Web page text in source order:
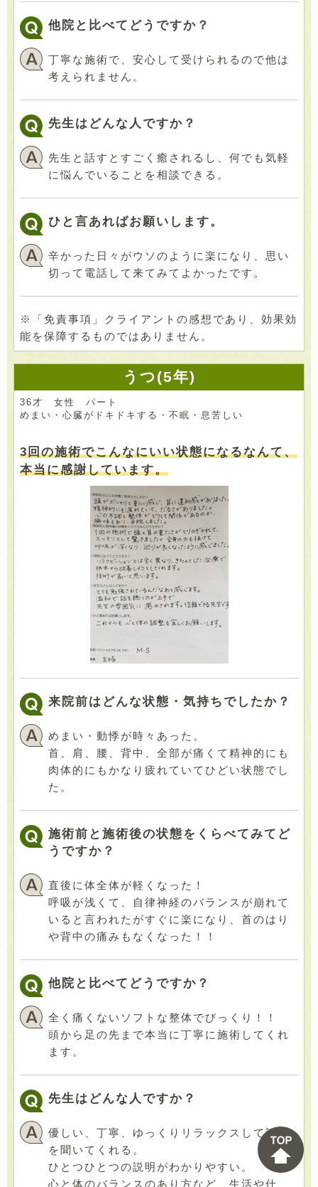
他院と比べてどうですか？
丁寧な施術で、安心して受けられるので他は
考えられません。
先生はどんな人ですか？
先生と話すとすごく癒されるし、何でも気軽
に悩んでいることを相談できる。
ひと言あればお願いします。
辛かった日々がウソのように楽になり、思い
切って電話して来てみてよかったです。
※「免責事項」クライアントの感想であり、効果効
能を保障するものではありません。
うつ(5年)
36才 女性 パート
めまい・心臓がドキドキする・不眠・息苦しい
3回の施術でこんなにいい状態になるなんて、
本当に感謝しています。
来院前はどんな状態・気持ちでしたか？
めまい・動悸が時々あった。
首、肩、腰、背中、全部が痛くて精神的にも
肉体的にもかなり疲れていてひどい状態でし
た。
施術前と施術後の状態をくらべてみてど
うですか？
直後に体全体が軽くなった！
呼吸が浅くて、自律神経のバランスが崩れて
いると言われたがすぐに楽になり、首のはり
や背中の痛みもなくなった！！
他院と比べてどうですか？
全く痛くないソフトな整体でびっくり！！
頭から足の先まで本当に丁寧に施術してくれ
ます。
先生はどんな人ですか？
優しい、丁寧、ゆっくりリラックスして話し
を聞いてくれる。
ひとつひとつの説明がわかりやすい。
心と体のバランスのあり方など、生活や仕